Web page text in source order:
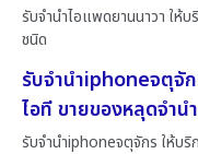
รับจำนำไอแพดยานนาวา ให้
ชนิด
รับจำนำiphoneจตุจั
ไอที ขายของหลุดจำ
รับจำนำiphoneจตุจักร ให้บริ